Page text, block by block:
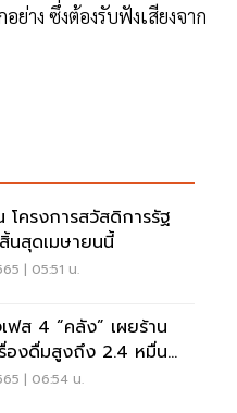
ย่าง ซึ่งต้องรับฟังเสียงจาก
โครงการสวัสดิการรัฐ
นสุดเมษายนนี้
| 05:51 น.
ฟส 4 “คลัง” เผยร้าน
รื่องดื่มสูงถึง 2.4 หมื่น
| 06:54 น.